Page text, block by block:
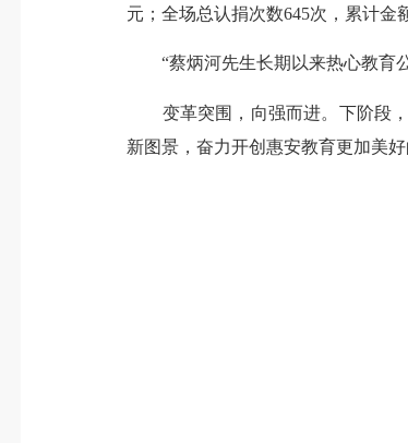
元；全场总认捐次数645次，累计金
“蔡炳河先生长期以来热心教育公
变革突围，向强而进。下阶段，
新图景，奋力开创惠安教育更加美好